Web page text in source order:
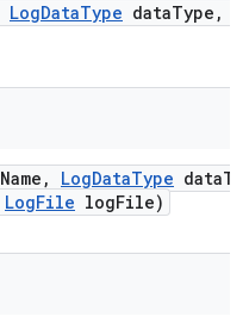
LogDataType dataType ,
Name , LogDataType data
LogFile logFile)